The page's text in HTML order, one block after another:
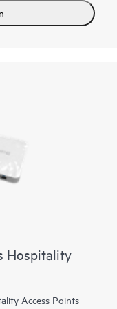
Konnektivität
Die 740-Serie ist
begrenzte
Hospitality
Access Points